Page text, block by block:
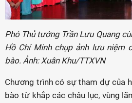
Phó Thủ tướng Trần Lưu Quang
Hồ Chí Minh chụp ảnh lưu niệm
bào. Ảnh: Xuân Khu/TTXVN
Chương trình có sự tham dự của
bào từ khắp các châu lục, vùng